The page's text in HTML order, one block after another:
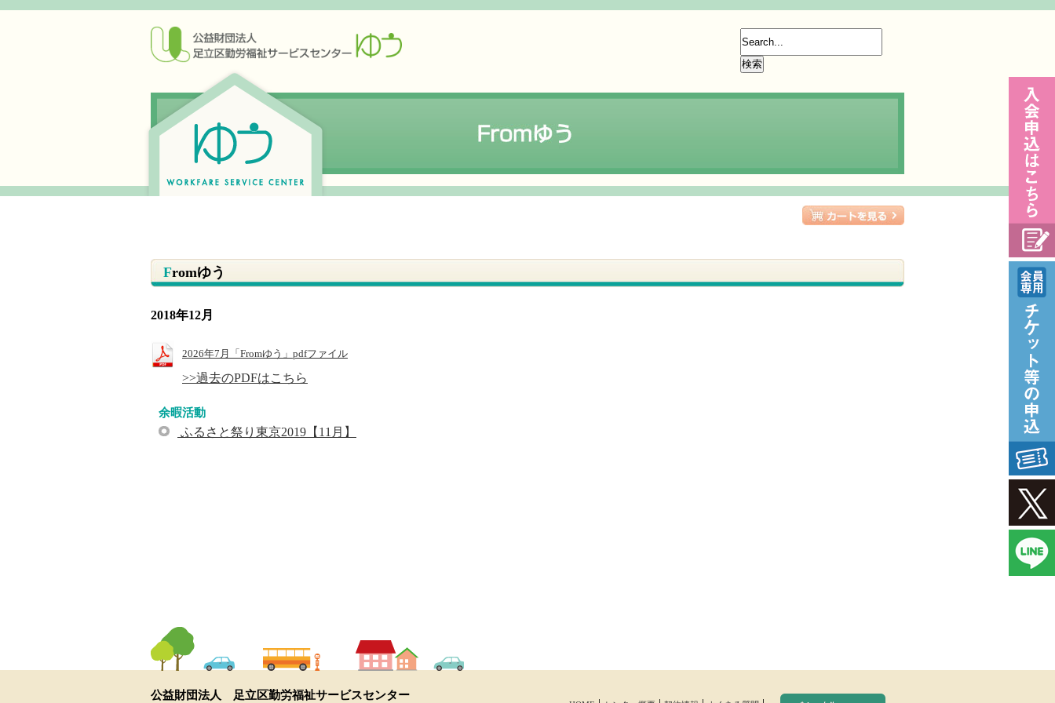
Fromゆう
2018年12月
2026年7月「Fromゆう」pdfファイル
>>過去のPDFはこちら
余暇活動
ふるさと祭り東京2019【11月】
公益財団法人 足立区勤労福祉サービスセンター